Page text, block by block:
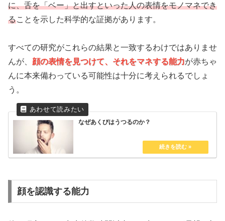
に、舌を「ベー」と出すといった人の表情をモノマネでき
ることを示した科学的な証拠があります。
すべての研究がこれらの結果と一致するわけではありませ
んが、 顔の表情を見つけて、それをマネする能力が赤ちゃ
んに本来備わっている可能性は十分に考えられるでしょ
う。
なぜあくびはうつるのか？
顔を認識する能力